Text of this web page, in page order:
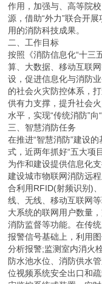
作用，加强与、高等院
源，借助“外力”联合开
用的消防科技成果。
二、工作目标
按照《消防信息化“十三
算、大数据、移动互联
设，促进信息化与消防
的社会火灾防控体系，
供有力支撑，提升社会
水平，实现“传统消防”向
三、智慧消防任务
在推进“智慧消防”建设
式，近两年抓好“五大项
为作和建设提供信息化支
建设城市物联网消防远
合利用RFID(射频识别)
线、无线、移动互联网
大系统的联网用户数量
消防监督等功能。在传
报警信号基础上，利用
分析报警;监测室内消火
防水池水位、消防供水
位视频系统安全出口和